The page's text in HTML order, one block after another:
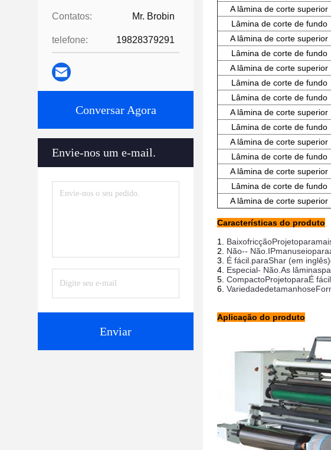
Contatos: Mr. Brobin
telefone: 19828379291
Conversar Agora
Envie-nos um e-mail.
Enviar
A lâmina de corte superior
Lâmina de corte de fundo
A lâmina de corte superior
Lâmina de corte de fundo
A lâmina de corte superior
Lâmina de corte de fundo
Lâmina de corte de fundo
A lâmina de corte superior
Lâmina de corte de fundo
A lâmina de corte superior
Lâmina de corte de fundo
A lâmina de corte superior
Lâmina de corte de fundo
A lâmina de corte superior
Características do produto
BaixofricçãoProjetopara
Não-- Não. IPmanuseiopara
É fácil. paraShar (em inglês)
Especial- Não. As lâminas
CompactoProjetoparaÉ fácil.
Variedadedetamanhose
Aplicação do produto